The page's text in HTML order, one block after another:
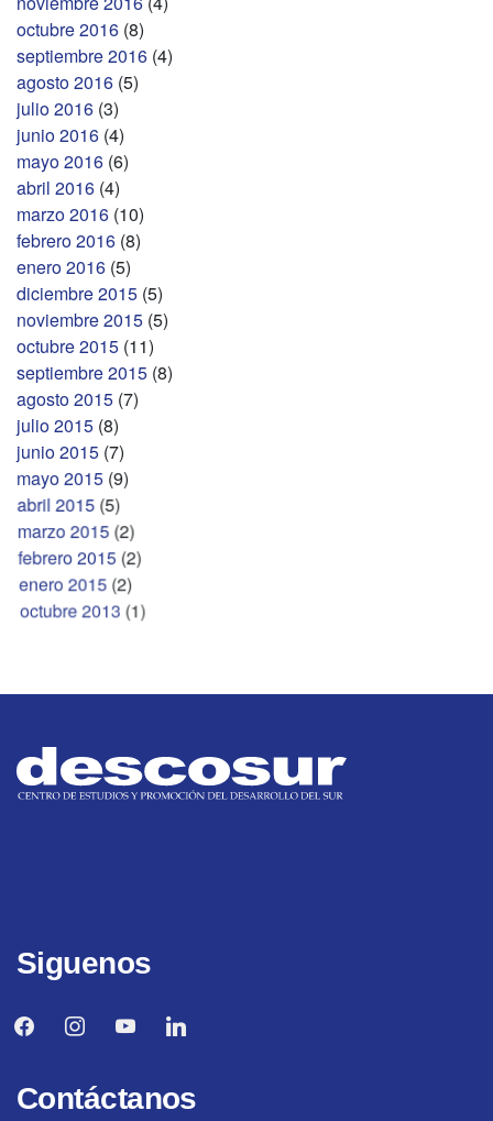
octubre 2016 (8)
septiembre 2016 (4)
agosto 2016 (5)
julio 2016 (3)
junio 2016 (4)
mayo 2016 (6)
abril 2016 (4)
marzo 2016 (10)
febrero 2016 (8)
enero 2016 (5)
diciembre 2015 (5)
noviembre 2015 (5)
octubre 2015 (11)
septiembre 2015 (8)
agosto 2015 (7)
julio 2015 (8)
junio 2015 (7)
mayo 2015 (9)
abril 2015 (5)
marzo 2015 (2)
febrero 2015(2)
enero 2015(2)
octubre 2013(1)
Siguenos
facebookinstagramyoutubelinkedin
Contáctanos